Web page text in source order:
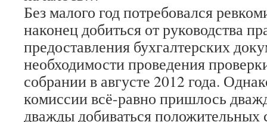
Без малого год потребовался
наконец добиться от руководства
предоставления бухгалтерских
необходимости проведения
собрании в августе 2012 года.
комиссии всё-равно пришлось
дважды добиваться